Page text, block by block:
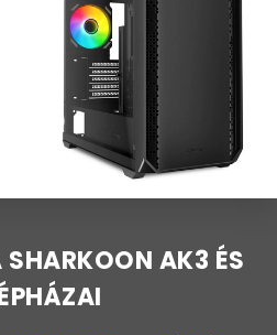
SHARKOON AK3 ÉS